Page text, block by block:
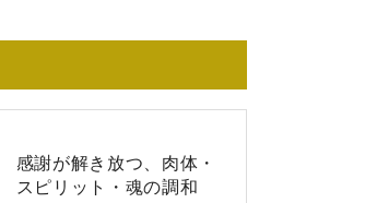
感謝が解き放つ、肉体・
スピリット・魂の調和